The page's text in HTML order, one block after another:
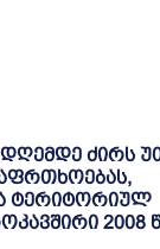
დღემდე ძირს
ტერიტორიულ
2008